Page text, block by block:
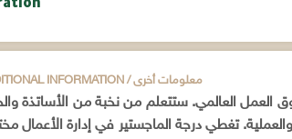
ADDITIONAL INFORMATION / معلومات أخرى
العمل العالمي. ستتعلم من نخبة من الأساتذة
تغطي درجة الماجستير في إدارة الأعمال